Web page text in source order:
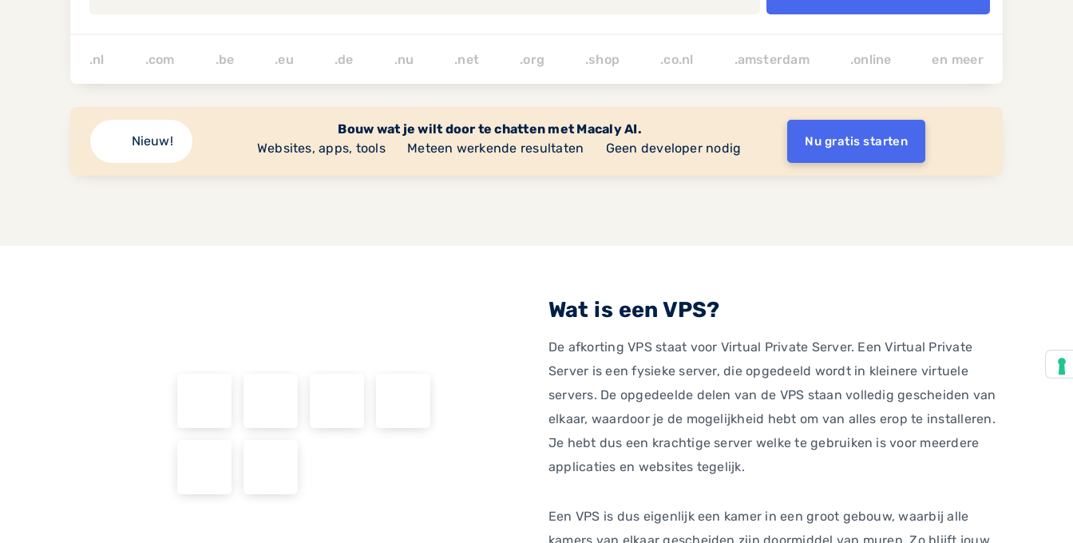
.nl .com .be .eu .de .nu .net .org .shop .co.nl .amsterdam .online en meer
Nieuw!
Bouw wat je wilt door te chatten met Macaly AI.
Websites, apps, tools
Meteen werkende resultaten Geen developer nodig Nu gratis starten
Wat is een VPS?
De afkorting VPS staat voor Virtual Private Server. Een Virtual Private
Server is een fysieke server, die opgedeeld wordt in kleinere virtuele
servers. De opgedeelde delen van de VPS staan volledig gescheiden van
elkaar, waardoor je de mogelijkheid hebt om van alles erop te installeren.
Je hebt dus een krachtige server welke te gebruiken is voor meerdere
applicaties en websites tegelijk.
Een VPS is dus eigenlijk een kamer in een groot gebouw, waarbij alle
kamers van elkaar gescheiden zijn doormiddel van muren. Zo blijft jouw